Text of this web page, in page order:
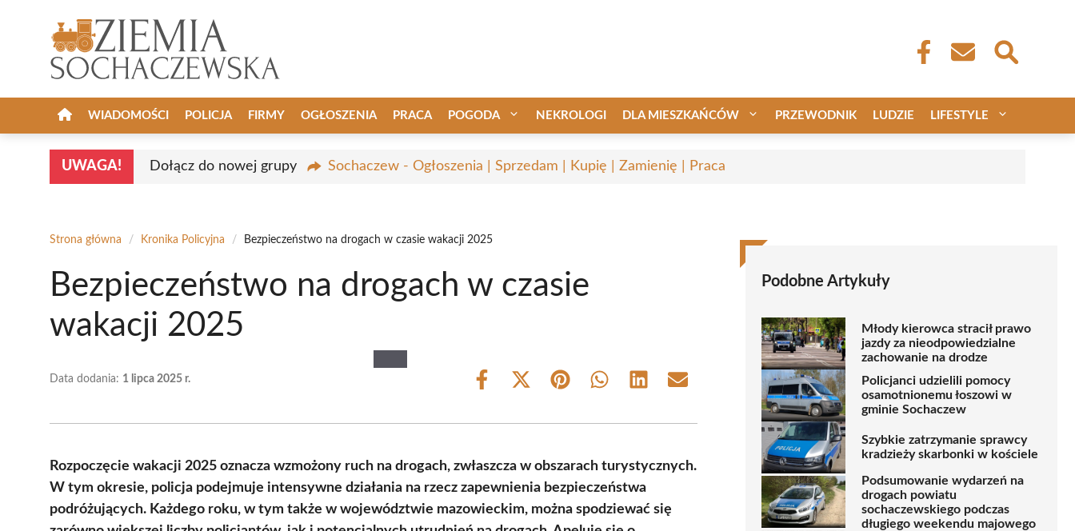
WIADOMOŚCI POLICJA FIRMY OGŁOSZENIA PRACA POGODA NEKROLOGI DLA MIESZKAŃCÓW PRZEWODNIK LUDZIE LIFESTYLE
UWAGA! Dołącz do nowej grupy Sochaczew - Ogłoszenia | Sprzedam | Kupię | Zamienię | Praca
Strona główna / Kronika Policyjna / Bezpieczeństwo na drogach w czasie wakacji 2025
Bezpieczeństwo na drogach w czasie
wakacji 2025
Data dodania: 1 lipca 2025 r.
Share
Share
(Twitter)
Share Share Share Share
Rozpoczęcie wakacji 2025 oznacza wzmożony ruch na drogach, zwłaszcza w obszarach turystycznych.
W tym okresie, policja podejmuje intensywne działania na rzecz zapewnienia bezpieczeństwa
podróżujących. Każdego roku, w tym także w województwie mazowieckim, można spodziewać się
Podobne Artykuły
Młody kierowca stracił prawo
jazdy za nieodpowiedzialne
zachowanie na drodze
Policjanci udzielili pomocy
osamotnionemu łoszowi w
gminie Sochaczew
Szybkie zatrzymanie sprawcy
kradzieży skarbonki w kościele
Podsumowanie wydarzeń na
drogach powiatu
sochaczewskiego podczas
długiego weekendu majowego